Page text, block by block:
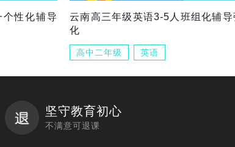
性化辅导
云南高三年级英语3-5人班组化辅导
化
高中二年级 英语
坚守教育初心
不满意可退课